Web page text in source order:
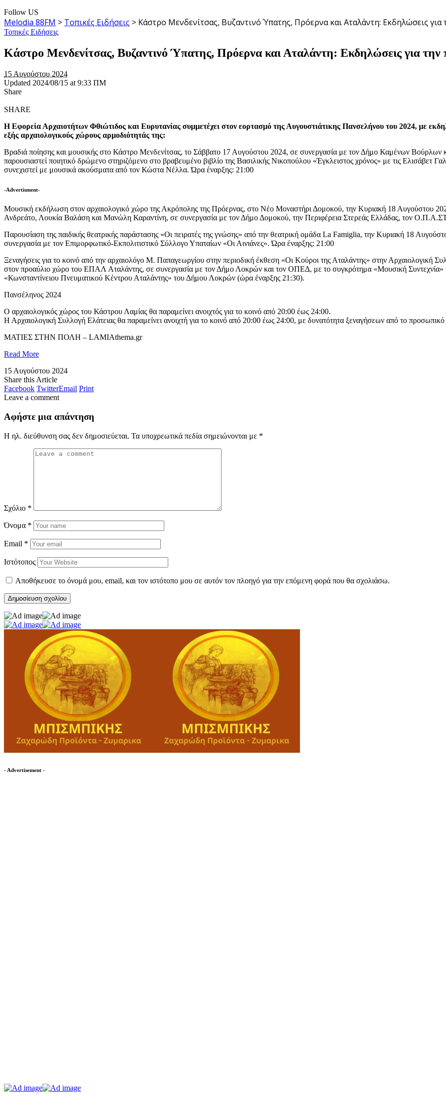
Follow US
Melodia 88FM > Τοπικές Ειδήσεις > Κάστρο Μενδενίτσας, Βυζαντινό Ύπατης, Πρόερνα και Αταλάντη: Εκδηλώσεις
Τοπικές Ειδήσεις
Κάστρο Μενδενίτσας, Βυζαντινό Ύπατης, Πρόερνα και Αταλάντη: Εκδηλώσεις για την
15 Αυγούστου 2024
Updated 2024/08/15 at 9:33 ΠΜ
Share
SHARE
Η Εφορεία Αρχαιοτήτων Φθιώτιδος και Ευρυτανίας συμμετέχει στον εορτασμό της Αυγουστιάτικης Πανσελήνου του 2024, με
εξής αρχαιολογικούς χώρους αρμοδιότητάς της:
Βραδιά ποίησης και μουσικής στο Κάστρο Μενδενίτσας, το Σάββατο 17 Αυγούστου 2024, σε συνεργασία με τον Δήμο Καμένων Βούρλων
παρουσιαστεί ποιητικό δρώμενο στηριζόμενο στο βραβευμένο βιβλίο της Βασιλικής Νικοπούλου «Έγκλειστος χρόνος» με τις Ελισάβετ
συνεχιστεί με μουσικά ακούσματα από τον Κώστα Νέλλα. Ώρα έναρξης: 21:00
-Advertisment-
Μουσική εκδήλωση στον αρχαιολογικό χώρο της Ακρόπολης της Πρόερνας, στο Νέο Μοναστήρι Δομοκού, την Κυριακή 18 Αυγούστου
Ανδρεάτο, Λουκία Βαλάση και Μανώλη Καραντίνη, σε συνεργασία με τον Δήμο Δομοκού, την Περιφέρεια Στερεάς Ελλάδας, τον
Παρουσίαση της παιδικής θεατρικής παράστασης «Οι πειρατές της γνώσης» από την θεατρική ομάδα La Famiglia, την Κυριακή 18
συνεργασία με τον Επιμορφωτικό-Εκπολιτιστικό Σύλλογο Υπαταίων «Οι Αινιάνες». Ώρα έναρξης: 21:00
Ξεναγήσεις για το κοινό από την αρχαιολόγο Μ. Παπαγεωργίου στην περιοδική έκθεση «Οι Κούροι της Αταλάντης» στην Αρχαιολογική
στον προαύλιο χώρο του ΕΠΑΛ Αταλάντης, σε συνεργασία με τον Δήμο Λοκρών και τον ΟΠΕΔ, με το συγκρότημα «Μουσική Συντεχνία»
«Κωνσταντίνειου Πνευματικού Κέντρου Αταλάντης» του Δήμου Λοκρών (ώρα έναρξης 21:30).
Πανσέληνος 2024
Ο αρχαιολογικός χώρος του Κάστρου Λαμίας θα παραμείνει ανοιχτός για το κοινό από 20:00 έως 24:00.
Η Αρχαιολογική Συλλογή Ελάτειας θα παραμείνει ανοιχτή για το κοινό από 20:00 έως 24:00, με δυνατότητα ξεναγήσεων από το προσωπικό
​ΜΑΤΙΕΣ ΣΤΗΝ ΠΟΛΗ – LAMIAthema.gr
Read More
15 Αυγούστου 2024
Share this Article
Facebook TwitterEmail Print
Leave a comment
Αφήστε μια απάντηση
Η ηλ. διεύθυνση σας δεν δημοσιεύεται. Τα υποχρεωτικά πεδία σημειώνονται με *
Σχόλιο *
Όνομα *
Email *
Ιστότοπος
Αποθήκευσε το όνομά μου, email, και τον ιστότοπο μου σε αυτόν τον πλοηγό για την επόμενη φορά που θα σχολιάσω.
- Advertisement -